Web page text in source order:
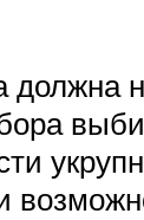
должна